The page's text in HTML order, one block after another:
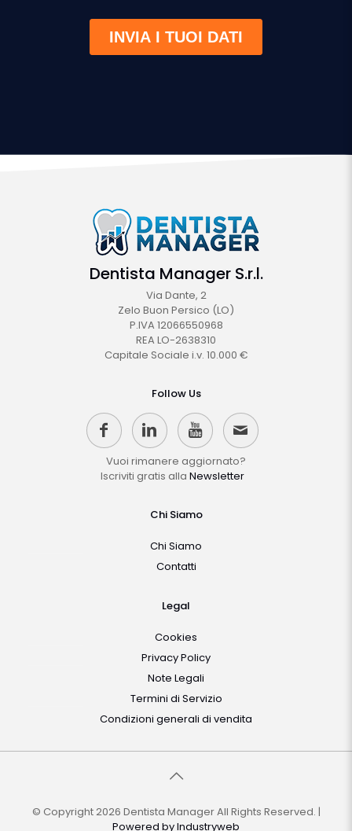
Dentista Manager S.r.l.
Via Dante, 2
Zelo Buon Persico (LO)
P.IVA 12066550968
REA LO-2638310
Capitale Sociale i.v. 10.000 €
Follow Us
Vuoi rimanere aggiornato?
Iscriviti gratis alla Newsletter
Chi Siamo
Chi Siamo
Contatti
Legal
Cookies
Privacy Policy
Note Legali
Termini di Servizio
Condizioni generali di vendita
© Copyright 2026 Dentista Manager All Rights Reserved. |
Powered byIndustryweb